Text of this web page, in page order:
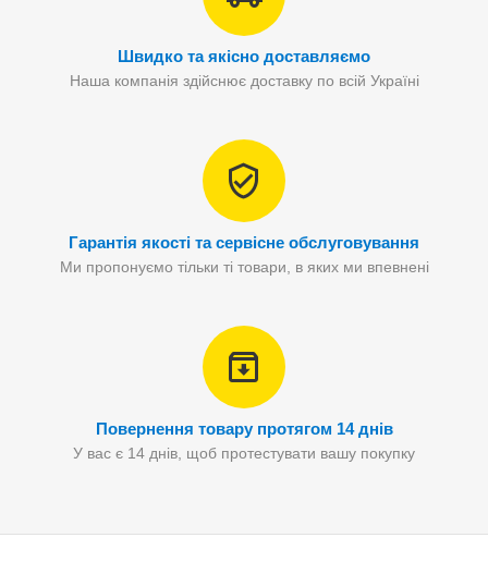
Швидко та якісно доставляємо
Наша компанія здійснює доставку по всій Україні
Гарантія якості та сервісне обслуговування
Ми пропонуємо тільки ті товари, в яких ми впевнені
Повернення товару протягом 14 днів
У вас є 14 днів, щоб протестувати вашу покупку